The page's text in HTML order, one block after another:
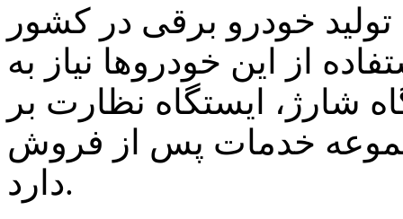
تولید خودرو برقی در کشور
از این خودروها نیاز به
شارژ، ایستگاه نظارت بر
خدمات پس از فروش
دارد.